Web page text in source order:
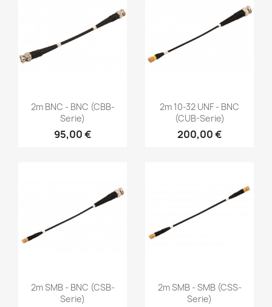
Vorschau
2m BNC - BNC (CBB-
Serie)
95,00 €
Vorschau
2m 10-32 UNF - BNC
(CUB-Serie)
200,00 €
Vorschau
2m SMB - BNC (CSB-
Serie)
Vorschau
2m SMB - SMB (CSS-
Serie)